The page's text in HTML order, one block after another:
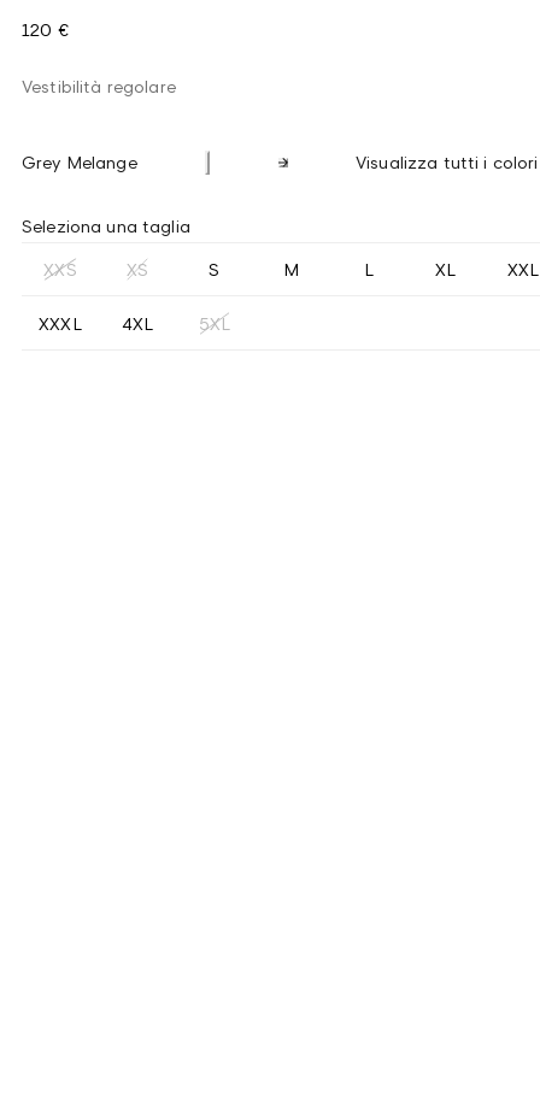
120 €
Vestibilità regolare
Grey Melange Visualizza tutti i colori
Seleziona una taglia
XXS XS S M L XL XXL
XXXL 4XL 5XL